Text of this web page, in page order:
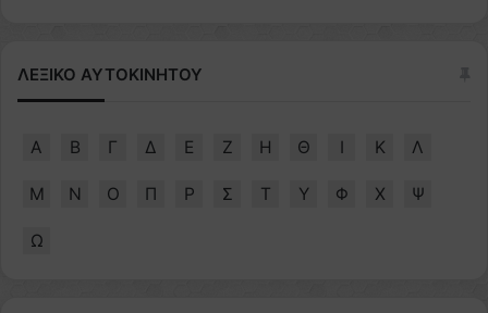
ΛΕΞΙΚΟ ΑΥΤΟΚΙΝΗΤΟΥ
Α Β Γ Δ Ε Ζ Η Θ Ι Κ Λ
Μ Ν Ο Π Ρ Σ Τ Υ Φ Χ Ψ
Ω